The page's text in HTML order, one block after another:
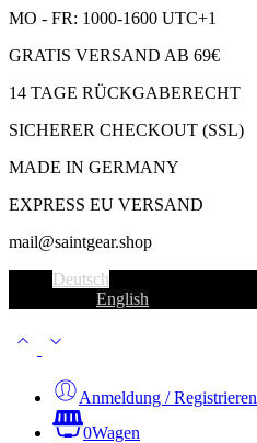
MO - FR: 1000-1600 UTC+1
GRATIS VERSAND AB 69€
14 TAGE RÜCKGABERECHT
SICHERER CHECKOUT (SSL)
MADE IN GERMANY
EXPRESS EU VERSAND
mail@saintgear.shop
Deutsch
English
Anmeldung / Registrieren
0Wagen